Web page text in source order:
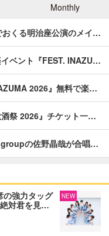
Monthly
くる明治座公演のメイ…
ベント『FEST. INAZU…
2026』無料で楽…
祭 2026』チケット一…
groupの佐野晶哉が合唱…
の強力タッグ
対君を見…
NEW